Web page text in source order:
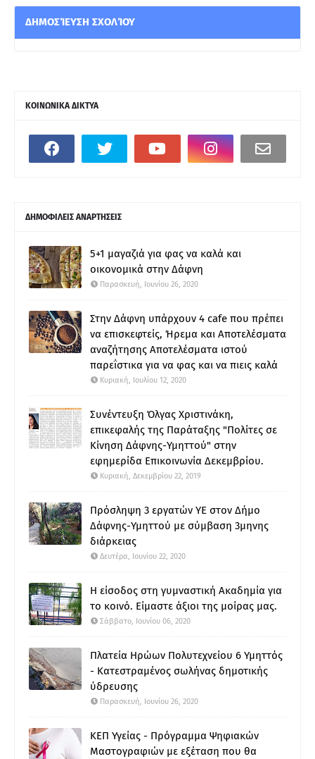
ΔΗΜΟΣΊΕΥΣΗ ΣΧΟΛΊΟΥ
ΚΟΙΝΩΝΙΚΑ ΔΙΚΤΥΑ
ΔΗΜΟΦΙΛΕΙΣ ΑΝΑΡΤΗΣΕΙΣ
5+1 μαγαζιά για φας να καλά και
οικονομικά στην Δάφνη
Παρασκευή, Ιουνίου 26, 2020
Στην Δάφνη υπάρχουν 4 cafe που πρέπει
να επισκεφτείς, Ήρεμα και Αποτελέσματα
αναζήτησης Αποτελέσματα ιστού
παρεΐστικα για να φας και να πιεις καλά
Κυριακή, Ιουλίου 12, 2020
Συνέντευξη Όλγας Χριστινάκη,
επικεφαλής της Παράταξης "Πολίτες σε
Κίνηση Δάφνης-Υμηττού" στην
εφημερίδα Επικοινωνία Δεκεμβρίου.
Κυριακή, Δεκεμβρίου 22, 2019
Πρόσληψη 3 εργατών ΥΕ στον Δήμο
Δάφνης-Υμηττού με σύμβαση 3μηνης
διάρκειας
Δευτέρα, Ιουνίου 22, 2020
Η είσοδος στη γυμναστική Ακαδημία για
το κοινό. Είμαστε άξιοι της μοίρας μας.
Σάββατο, Ιουνίου 06, 2020
Πλατεία Ηρώων Πολυτεχνείου 6 Υμηττός
- Κατεστραμένος σωλήνας δημοτικής
ύδρευσης
Παρασκευή, Ιουνίου 26, 2020
ΚΕΠ Υγείας - Πρόγραμμα Ψηφιακών
Μαστογραφιών με εξέταση που θα